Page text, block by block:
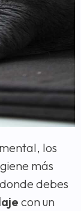
los
más
debes
con un